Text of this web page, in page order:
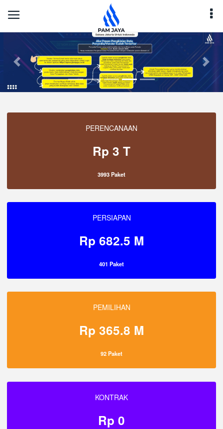
Previous Next
PERENCANAAN
Rp 3 T
3993 Paket
PERSIAPAN
Rp 682.5 M
401 Paket
PEMILIHAN
Rp 365.8 M
92 Paket
KONTRAK
Rp 0